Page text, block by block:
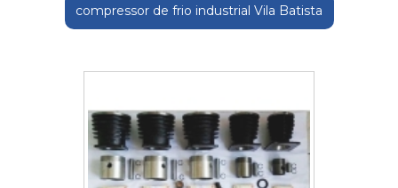
compressor de frio industrial Vila Batista